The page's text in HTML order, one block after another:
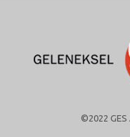
©2022 GES